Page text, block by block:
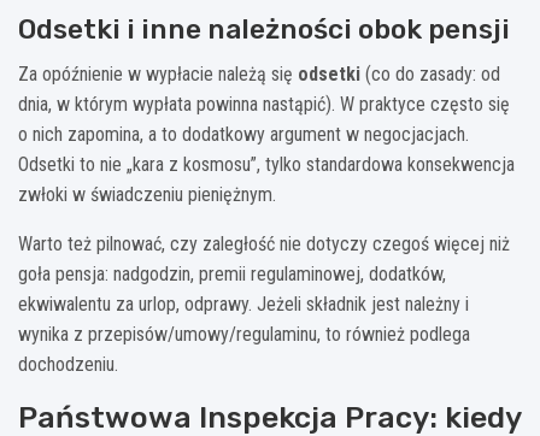
Odsetki i inne należności obok pensji
Za opóźnienie w wypłacie należą się odsetki (co do zasady: od
dnia, w którym wypłata powinna nastąpić). W praktyce często się
o nich zapomina, a to dodatkowy argument w negocjacjach.
Odsetki to nie „kara z kosmosu”, tylko standardowa konsekwencja
zwłoki w świadczeniu pieniężnym.
Warto też pilnować, czy zaległość nie dotyczy czegoś więcej niż
goła pensja: nadgodzin, premii regulaminowej, dodatków,
ekwiwalentu za urlop, odprawy. Jeżeli składnik jest należny i
wynika z przepisów/umowy/regulaminu, to również podlega
dochodzeniu.
Państwowa Inspekcja Pracy: kiedy